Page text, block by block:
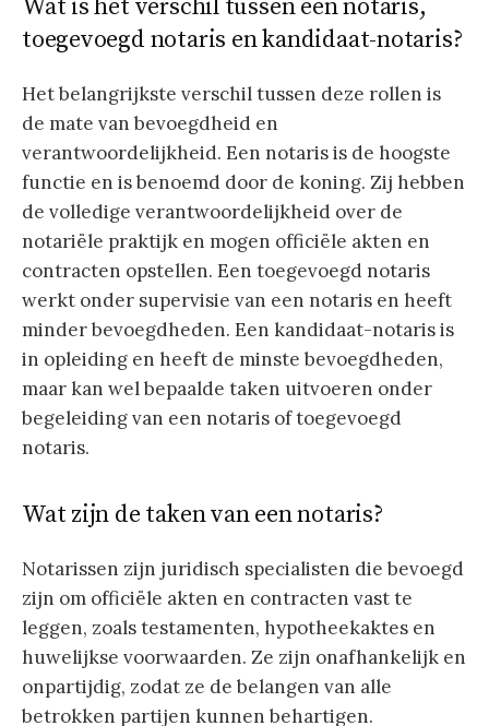
Wat is het verschil tussen een notaris,
toegevoegd notaris en kandidaat-notaris?
Het belangrijkste verschil tussen deze rollen is
de mate van bevoegdheid en
verantwoordelijkheid. Een notaris is de hoogste
functie en is benoemd door de koning. Zij hebben
de volledige verantwoordelijkheid over de
notariële praktijk en mogen officiële akten en
contracten opstellen. Een toegevoegd notaris
werkt onder supervisie van een notaris en heeft
minder bevoegdheden. Een kandidaat-notaris is
in opleiding en heeft de minste bevoegdheden,
maar kan wel bepaalde taken uitvoeren onder
begeleiding van een notaris of toegevoegd
notaris.
Wat zijn de taken van een notaris?
Notarissen zijn juridisch specialisten die bevoegd
zijn om officiële akten en contracten vast te
leggen, zoals testamenten, hypotheekaktes en
huwelijkse voorwaarden. Ze zijn onafhankelijk en
onpartijdig, zodat ze de belangen van alle
betrokken partijen kunnen behartigen.